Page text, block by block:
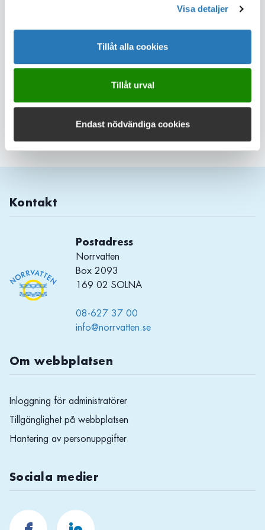
Visa detaljer
Tillåt alla cookies
Tillåt urval
Endast nödvändiga cookies
ledningsprojekt handlar bland annat att om att se till att
Kontakt
Postadress
Norrvatten
Box 2093
169 02 SOLNA
08-627 37 00
info@norrvatten.se
Om webbplatsen
Inloggning för administratörer
Tillgänglighet på webbplatsen
Hantering av personuppgifter
Sociala medier